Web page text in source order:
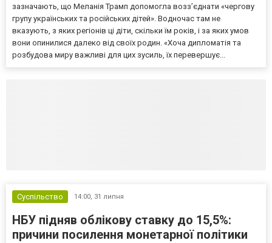
зазначають, що Меланія Трамп допомогла возз’єднати «чергову
групу українських та російських дітей». Водночас там не
вказують, з яких регіонів ці діти, скільки їм років, і за яких умов
вони опинилися далеко від своїх родин. «Хоча дипломатія та
розбудова миру важливі для цих зусиль, їх перевершує...
Суспільство 14:00, 31 липня
НБУ підняв облікову ставку до 15,5%:
причини посилення монетарної політики